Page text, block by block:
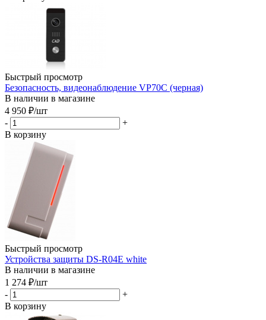
Быстрый просмотр
Безопасность, видеонаблюдение VP70C (черная)
В наличии в магазине
4 950 ₽/шт
-
+
В корзину
Быстрый просмотр
Устройства защиты DS-R04E white
В наличии в магазине
1 274 ₽/шт
-
+
В корзину